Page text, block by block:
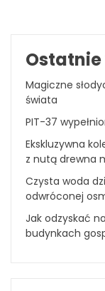
Magiczne
świata
PIT-37
Ekskluzywna
z nutą drewna
Czysta woda
odwróconej
Jak odzyskać
budynkach